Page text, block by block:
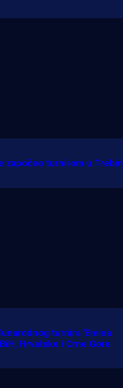
Dva
započeo turnirom u
turnira 'Emina
Hrvatske i Crne Gore